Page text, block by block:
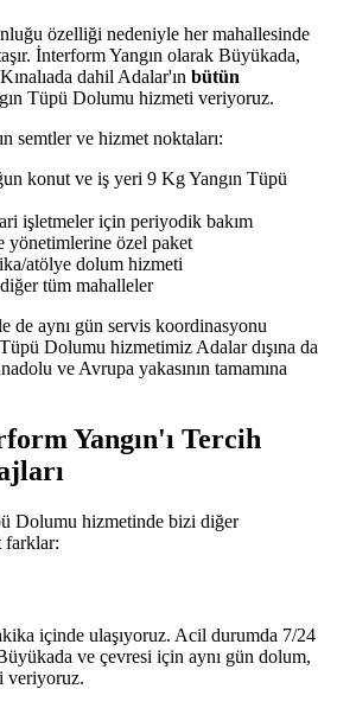
özelliği nedeniyle her mahallesinde
İnterform Yangın olarak Büyükada,
dahil Adalar'ın bütün
Tüpü Dolumu hizmeti veriyoruz.
semtler ve hizmet noktaları:
konut ve iş yeri 9 Kg Yangın Tüpü
işletmeler için periyodik bakım
özel paket
atölye dolum hizmeti
tüm mahalleler
de aynı gün servis koordinasyonu
Dolumu hizmetimiz Adalar dışına da
ve Avrupa yakasının tamamına
Yangın'ı Tercih
Dolumu hizmetinde bizi diğer
farklar:
içinde ulaşıyoruz. Acil durumda 7/24
Büyükada ve çevresi için aynı gün dolum,
veriyoruz.